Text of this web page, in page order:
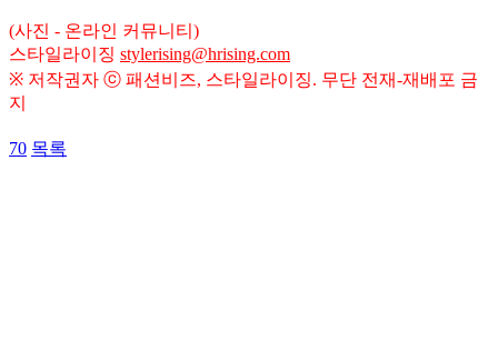
(사진 - 온라인 커뮤니티)
스타일라이징 stylerising@hrising.com
※ 저작권자 ⓒ 패션비즈, 스타일라이징. 무단 전재-재배포 금
지
70 목록